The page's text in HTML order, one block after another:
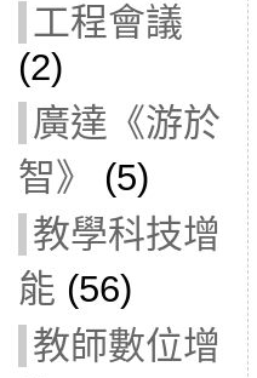
工程會議
(2)
廣達《游於
智》
(5)
教學科技增
能 (56)
教師數位增